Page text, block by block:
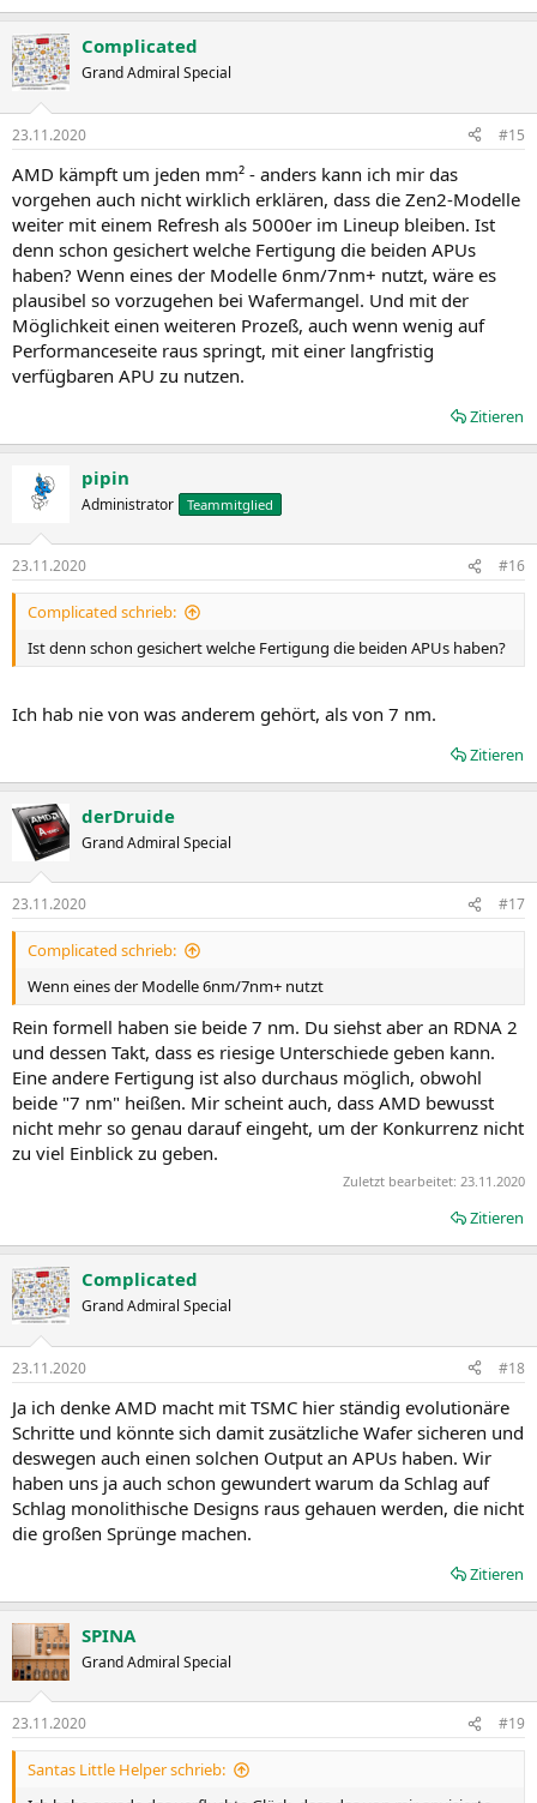
Complicated
Grand Admiral Special
23.11.2020 #15
AMD kämpft um jeden mm² - anders kann ich mir das
vorgehen auch nicht wirklich erklären, dass die Zen2-Modelle
weiter mit einem Refresh als 5000er im Lineup bleiben. Ist
denn schon gesichert welche Fertigung die beiden APUs
haben? Wenn eines der Modelle 6nm/7nm+ nutzt, wäre es
plausibel so vorzugehen bei Wafermangel. Und mit der
Möglichkeit einen weiteren Prozeß, auch wenn wenig auf
Performanceseite raus springt, mit einer langfristig
verfügbaren APU zu nutzen.
Zitieren
pipin
Administrator Teammitglied
23.11.2020 #16
Complicated schrieb:
Ist denn schon gesichert welche Fertigung die beiden APUs haben?
Ich hab nie von was anderem gehört, als von 7 nm.
Zitieren
derDruide
Grand Admiral Special
23.11.2020 #17
Complicated schrieb:
Wenn eines der Modelle 6nm/7nm+ nutzt
Rein formell haben sie beide 7 nm. Du siehst aber an RDNA 2
und dessen Takt, dass es riesige Unterschiede geben kann.
Eine andere Fertigung ist also durchaus möglich, obwohl
beide "7 nm" heißen. Mir scheint auch, dass AMD bewusst
nicht mehr so genau darauf eingeht, um der Konkurrenz nicht
zu viel Einblick zu geben.
Zuletzt bearbeitet: 23.11.2020
Zitieren
Complicated
Grand Admiral Special
23.11.2020 #18
Ja ich denke AMD macht mit TSMC hier ständig evolutionäre
Schritte und könnte sich damit zusätzliche Wafer sicheren und
deswegen auch einen solchen Output an APUs haben. Wir
haben uns ja auch schon gewundert warum da Schlag auf
Schlag monolithische Designs raus gehauen werden, die nicht
die großen Sprünge machen.
Zitieren
SPINA
Grand Admiral Special
23.11.2020 #19
Santas Little Helper schrieb: